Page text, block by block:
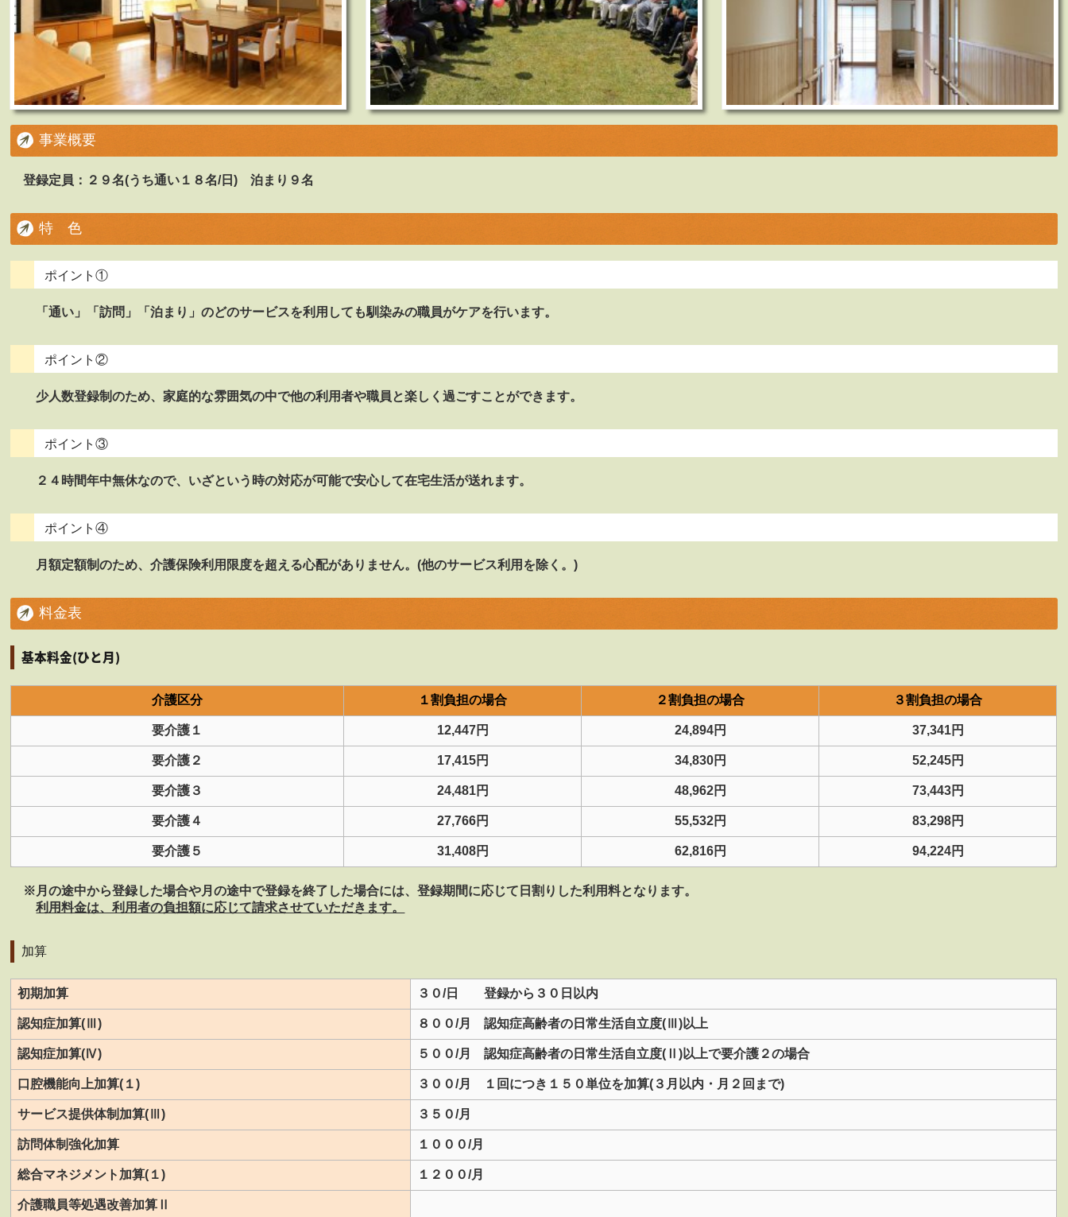
事業概要
登録定員：２９名(うち通い１８名/日) 泊まり９名
特 色
ポイント①
「通い」「訪問」「泊まり」のどのサービスを利用しても馴染みの職員がケアを行います。
ポイント②
少人数登録制のため、家庭的な雰囲気の中で他の利用者や職員と楽しく過ごすことができます。
ポイント③
２４時間年中無休なので、いざという時の対応が可能で安心して在宅生活が送れます。
ポイント④
月額定額制のため、介護保険利用限度を超える心配がありません。(他のサービス利用を除く。)
料金表
基本料金(ひと月)
介護区分 １割負担の場合 ２割負担の場合 ３割負担の場合
要介護１ 12,447円 24,894円 37,341円
要介護２ 17,415円 34,830円 52,245円
要介護３ 24,481円 48,962円 73,443円
要介護４ 27,766円 55,532円 83,298円
要介護５ 31,408円 62,816円 94,224円
※月の途中から登録した場合や月の途中で登録を終了した場合には、登録期間に応じて日割りした利用料となります。
利用料金は、利用者の負担額に応じて請求させていただきます。
加算
初期加算 ３０/日 登録から３０日以内
認知症加算(Ⅲ) ８００/月 認知症高齢者の日常生活自立度(Ⅲ)以上
認知症加算(Ⅳ) ５００/月 認知症高齢者の日常生活自立度(Ⅱ)以上で要介護２の場合
口腔機能向上加算(１) ３００/月 １回につき１５０単位を加算(３月以内・月２回まで)
サービス提供体制加算(Ⅲ) ３５０/月
訪問体制強化加算 １０００/月
総合マネジメント加算(１) １２００/月
介護職員等処遇改善加算Ⅱ